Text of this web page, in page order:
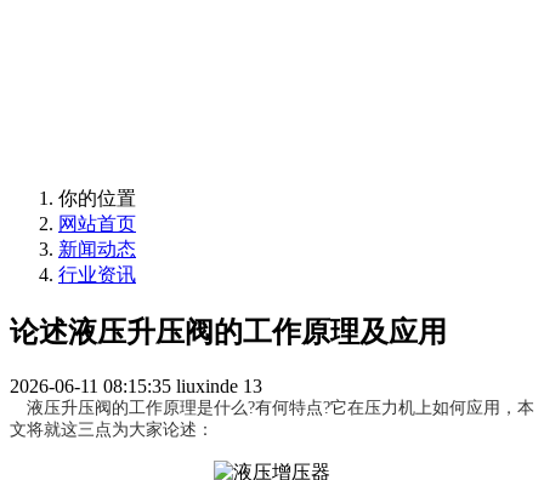
你的位置
网站首页
新闻动态
行业资讯
论述液压升压阀的工作原理及应用
2026-06-11 08:15:35 liuxinde 13
液压升压阀的工作原理是什么?有何特点?它在压力机上如何应用，本
文将就这三点为大家论述：